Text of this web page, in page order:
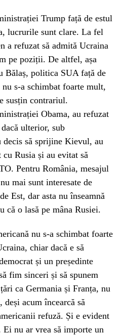
Trump față de estul
lucrurile sunt clare. La fel
a refuzat să admită Ucraina
pe poziții. De altfel, așa
Bălaș, politica SUA față de
s-a schimbat foarte mult,
susțin contrariul.
Obama, au refuzat
ulterior, sub
să sprijine Kievul, au
Rusia și au evitat să
Pentru România, mesajul
mai sunt interesate de
Est, dar asta nu înseamnă
că o lasă pe mâna Rusiei.
nu s-a schimbat foarte
chiar dacă e să
și un președinte
fim sinceri și să spunem
ca Germania și Franța, nu
acum încearcă să
refuză. Și e evident
Ei nu ar vrea să importe un